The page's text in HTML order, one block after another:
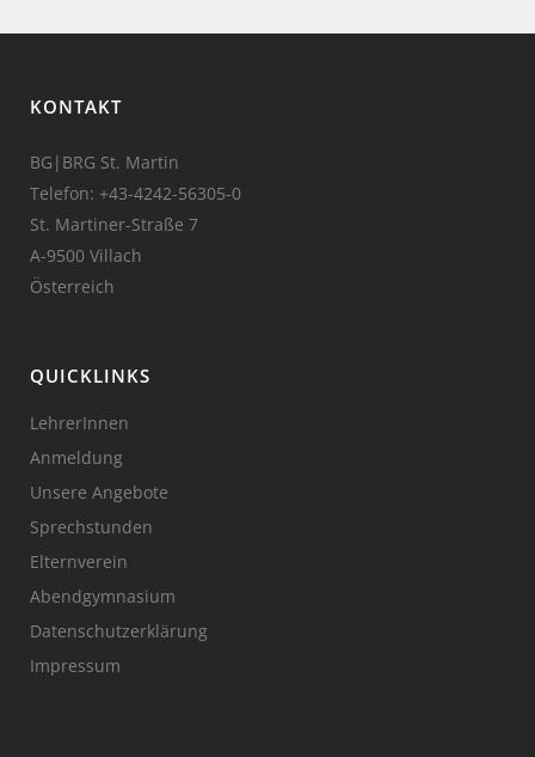
KONTAKT
BG|BRG St. Martin
Telefon: +43-4242-56305-0
St. Martiner-Straße 7
A-9500 Villach
Österreich
QUICKLINKS
LehrerInnen
Anmeldung
Unsere Angebote
Sprechstunden
Elternverein
Abendgymnasium
Datenschutzerklärung
Impressum